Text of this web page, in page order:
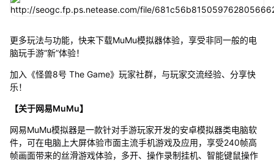
更多玩法与功能，快来下载MuMu模拟器体验，享受非同一般的电
脑玩手游“新”体验！
加入《怪兽8号 The Game》玩家社群，与玩家交流经验、分享快
乐！
【关于网易MuMu】
网易MuMu模拟器是一款针对手游玩家开发的安卓模拟器类电脑软
件，可在电脑上大屏体验市面主流手机游戏及应用，享受240帧高
帧画面带来的丝滑游戏体验，多开、操作录制挂机、智能键鼠操作